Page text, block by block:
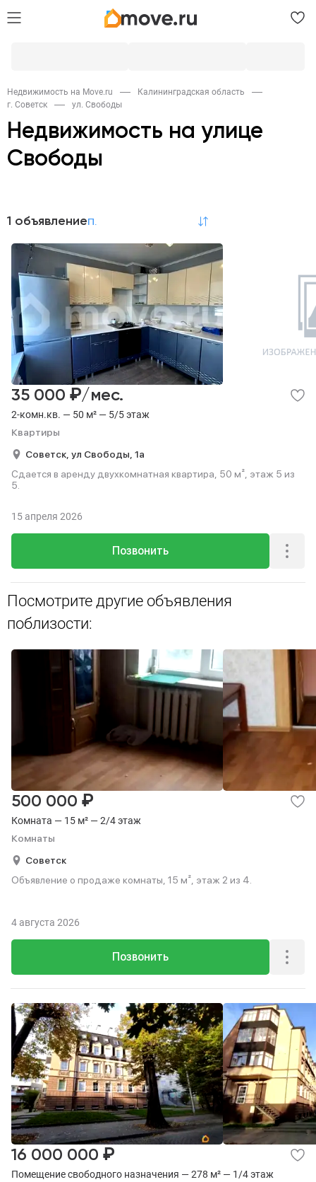
Недвижимость на Move.ru
Калининградская область
г. Советск
ул. Свободы
Недвижимость на улице
Свободы
1 объявление
2-комн.кв. — 50 м² — 5/5 этаж
Квартиры
35 000 ₽/мес.
Советск, ул Свободы, 1а
Сдается в аренду двухкомнатная квартира, 50 м², этаж 5 из
5.
Позвонить
15 апреля 2026
Посмотрите другие объявления
поблизости:
Комната — 15 м² — 2/4 этаж
Комнаты
500 000 ₽
Советск
Объявление о продаже комнаты, 15 м², этаж 2 из 4.
Позвонить
4 августа 2026
Помещение свободного назначения — 278 м² — 1/4 этаж
16 000 000 ₽